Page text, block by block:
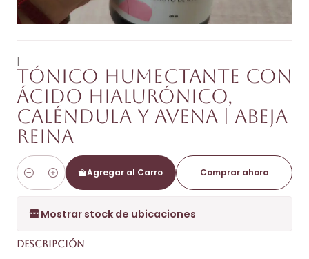
|
Tónico Humectante con
Ácido Hialurónico,
Caléndula y Avena | Abeja
Reina
Cantidad
Agregar al Carro Comprar ahora
Mostrar stock de ubicaciones
DESCRIPCIÓN